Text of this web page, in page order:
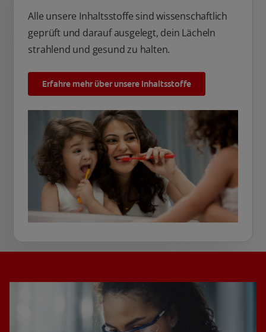
Alle unsere Inhaltsstoffe sind wissenschaftlich
geprüft und darauf ausgelegt, dein Lächeln
strahlend und gesund zu halten.
Erfahre mehr über unsere Inhaltsstoffe